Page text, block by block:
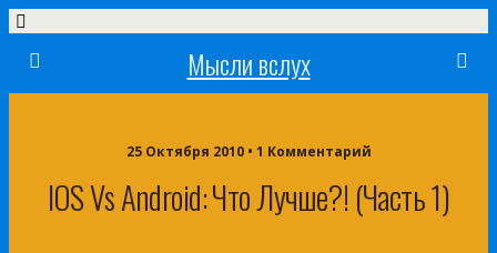
Мысли вслух
25 Октября 2010 • 1 Комментарий
IOS Vs Android: Что Лучше?! (Часть 1)